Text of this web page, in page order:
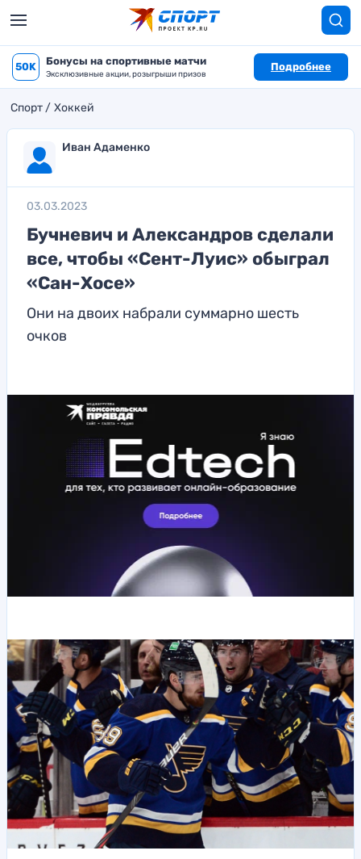
50K Бонусы на спортивные матчи
Эксклюзивные акции, розыгрыши призов
Подробнее
Спорт Хоккей
Иван Адаменко
03.03.2023
Бучневич и Александров сделали
все, чтобы «Сент-Луис» обыграл
«Сан-Хосе»
Они на двоих набрали суммарно шесть
очков